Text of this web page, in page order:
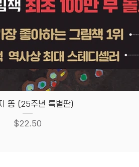
Quick View
똥 (25주년 특별판)
Price
$22.50